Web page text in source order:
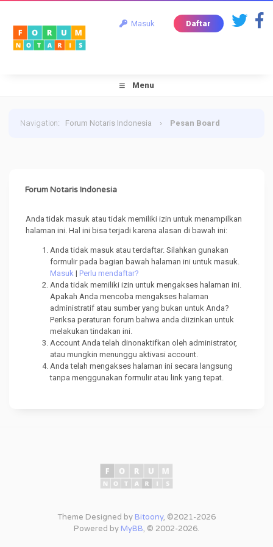
Masuk Daftar
Menu
Navigation: Forum Notaris Indonesia › Pesan Board
Forum Notaris Indonesia
Anda tidak masuk atau tidak memiliki izin untuk menampilkan
halaman ini. Hal ini bisa terjadi karena alasan di bawah ini:
Anda tidak masuk atau terdaftar. Silahkan gunakan
formulir pada bagian bawah halaman ini untuk masuk.
Masuk | Perlu mendaftar?
Anda tidak memiliki izin untuk mengakses halaman ini.
Apakah Anda mencoba mengakses halaman
administratif atau sumber yang bukan untuk Anda?
Periksa peraturan forum bahwa anda diizinkan untuk
melakukan tindakan ini.
Account Anda telah dinonaktifkan oleh administrator,
atau mungkin menunggu aktivasi account.
Anda telah mengakses halaman ini secara langsung
tanpa menggunakan formulir atau link yang tepat.
Theme Designed by Bitoony, ©2021-2026
Powered by MyBB, © 2002-2026.